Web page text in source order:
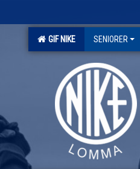
GIF NIKE SENIORER